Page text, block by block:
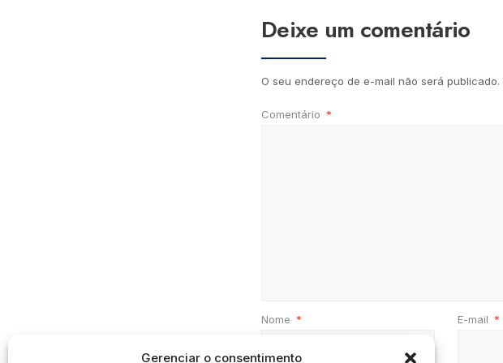
Gerenciar o consentimento
Deixe um comentário
O seu endereço de e-mail não será publicado.
Comentário *
Nome * E-mail *